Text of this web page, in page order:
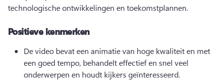
technologische ontwikkelingen en toekomstplannen.
Positieve kenmerken
De video bevat een animatie van hoge kwaliteit en met
een goed tempo, behandelt effectief en snel veel
onderwerpen en houdt kijkers geïnteresseerd.